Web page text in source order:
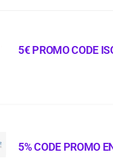
5€ PROMO CODE
5% CODE PROMO